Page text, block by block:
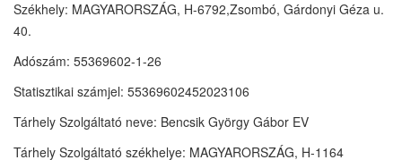
Székhely: MAGYARORSZÁG, H-6792,Zsombó, Gárdonyi Géza u.
40.
Adószám: 55369602-1-26
Statisztikai számjel: 55369602452023106
Tárhely Szolgáltató neve: Bencsik György Gábor EV
Tárhely Szolgáltató székhelye: MAGYARORSZÁG, H-1164